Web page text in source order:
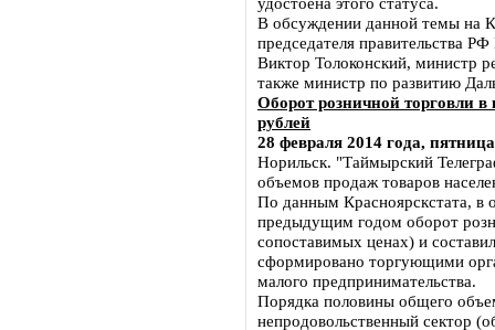
В обсуждении данной темы на
председателя правительства
Виктор Толоконский, министр
также министр по развитию
Оборот розничной торговли
рублей
28 февраля 2014 года,
Норильск. "Таймырский
объемов продаж товаров
По данным Красноярскстата, в
предыдущим годом оборот
сопоставимых ценах) и
сформировано торгующими
малого предпринимательства.
Порядка половины общего
непродовольственный сектор